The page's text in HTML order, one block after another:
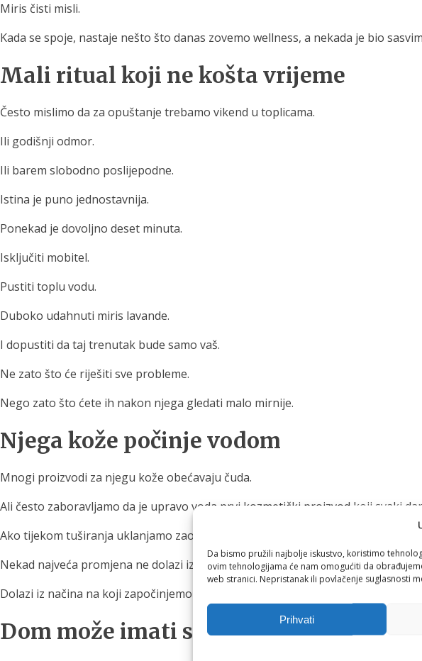
Da bismo pružili najbolje iskustvo, koristimo
ovim tehnologijama će nam omogućiti da
web stranici. Nepristanak ili povlačenje suglasnosti
Prihvati
Miris čisti misli.
Kada se spoje, nastaje nešto što danas zovemo wellness, a nekada je bio
Mali ritual koji ne košta vrijeme
Često mislimo da za opuštanje trebamo vikend u toplicama.
Ili godišnji odmor.
Ili barem slobodno poslijepodne.
Istina je puno jednostavnija.
Ponekad je dovoljno deset minuta.
Isključiti mobitel.
Pustiti toplu vodu.
Duboko udahnuti miris lavande.
I dopustiti da taj trenutak bude samo vaš.
Ne zato što će riješiti sve probleme.
Nego zato što ćete ih nakon njega gledati malo mirnije.
Njega kože počinje vodom
Mnogi proizvodi za njegu kože obećavaju čuda.
Ali često zaboravljamo da je upravo voda prvi kozmetički proizvod koji svaki
Ako tijekom tuširanja uklanjamo zaostali klor iz vode te istovremeno
Nekad najveća promjena ne dolazi iz nove kreme.
Dolazi iz načina na koji započinjemo ili završavamo dan.
Dom može imati svoj mali spa kutak